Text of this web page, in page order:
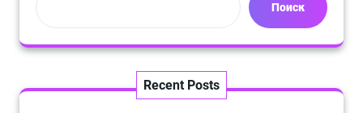
Поиск
Recent Posts